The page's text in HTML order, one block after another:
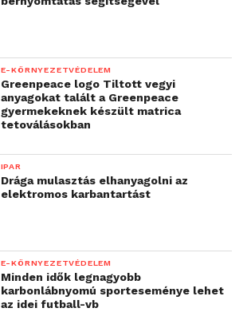
E-KÖRNYEZETVÉDELEM
Greenpeace logo Tiltott vegyi
anyagokat talált a Greenpeace
gyermekeknek készült matrica
tetoválásokban
IPAR
Drága mulasztás elhanyagolni az
elektromos karbantartást
E-KÖRNYEZETVÉDELEM
Minden idők legnagyobb
karbonlábnyomú sporteseménye lehet
az idei futball-vb